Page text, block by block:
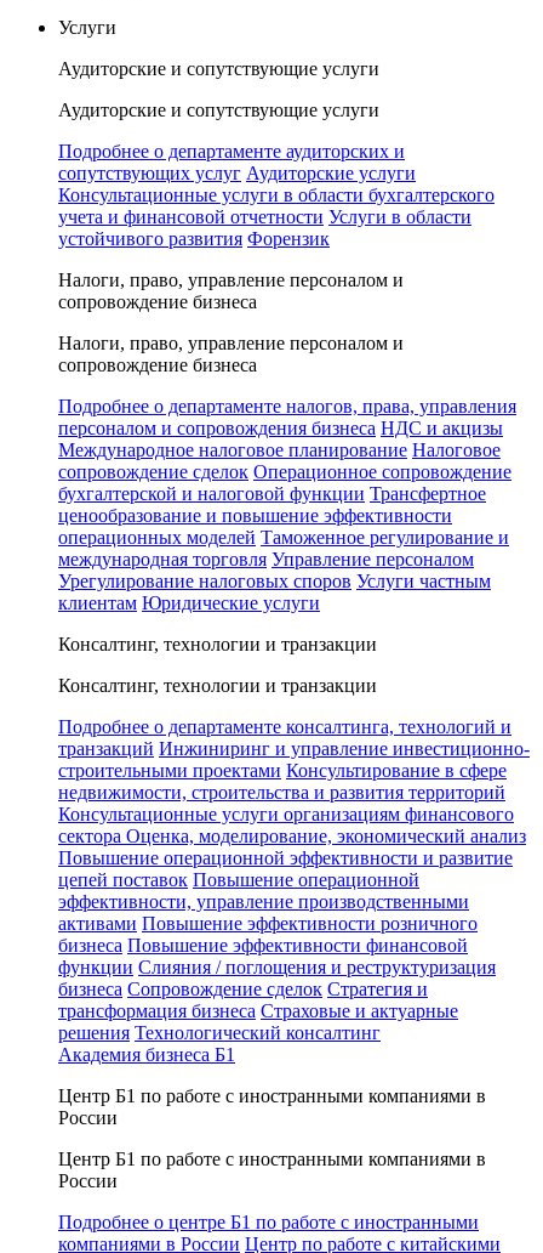
Услуги
Аудиторские и сопутствующие услуги
Аудиторские и сопутствующие услуги
Подробнее о департаменте аудиторских и
сопутствующих услуг Аудиторские услуги
Консультационные услуги в области бухгалтерского
учета и финансовой отчетности Услуги в области
устойчивого развития Форензик
Налоги, право, управление персоналом и
сопровождение бизнеса
Налоги, право, управление персоналом и
сопровождение бизнеса
Подробнее о департаменте налогов, права, управления
персоналом и сопровождения бизнеса НДС и акцизы
Международное налоговое планирование Налоговое
сопровождение сделок Операционное сопровождение
бухгалтерской и налоговой функции Трансфертное
ценообразование и повышение эффективности
операционных моделей Таможенное регулирование и
международная торговля Управление персоналом
Урегулирование налоговых споров Услуги частным
клиентам Юридические услуги
Консалтинг, технологии и транзакции
Консалтинг, технологии и транзакции
Подробнее о департаменте консалтинга, технологий и
транзакций Инжиниринг и управление инвестиционно-
строительными проектами Консультирование в сфере
недвижимости, строительства и развития территорий
Консультационные услуги организациям финансового
сектора Оценка, моделирование, экономический анализ
Повышение операционной эффективности и развитие
цепей поставок Повышение операционной
эффективности, управление производственными
активами Повышение эффективности розничного
бизнеса Повышение эффективности финансовой
функции Слияния / поглощения и реструктуризация
бизнеса Сопровождение сделок Стратегия и
трансформация бизнеса Страховые и актуарные
решения Технологический консалтинг
Академия бизнеса Б1
Центр Б1 по работе с иностранными компаниями в
России
Центр Б1 по работе с иностранными компаниями в
России
Подробнее о центре Б1 по работе с иностранными
компаниями в России Центр по работе с китайскими